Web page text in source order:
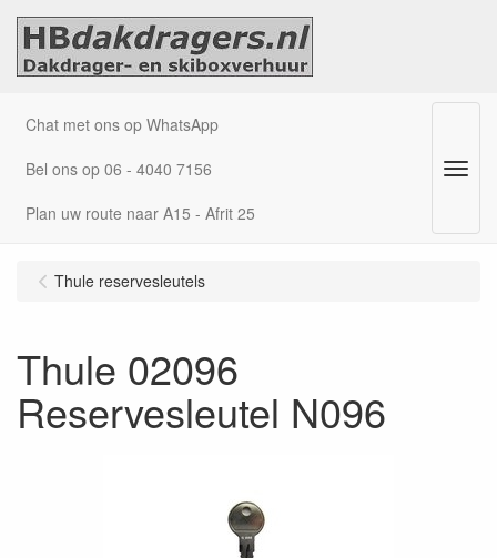
Chat met ons op WhatsApp
Bel ons op 06 - 4040 7156
Plan uw route naar A15 - Afrit 25
Menu
Thule reservesleutels
Thule 02096
Reservesleutel N096